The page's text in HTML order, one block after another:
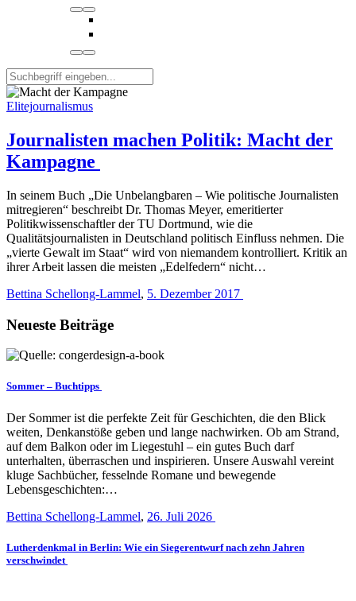
Elitejournalismus
Journalisten machen Politik: Macht der
Kampagne
In seinem Buch „Die Unbelangbaren – Wie politische Journalisten
mitregieren“ beschreibt Dr. Thomas Meyer, emeritierter
Politikwissenschaftler der TU Dortmund, wie die
Qualitätsjournalisten in Deutschland politisch Einfluss nehmen. Die
„vierte Gewalt im Staat“ wird von niemandem kontrolliert. Kritik an
ihrer Arbeit lassen die meisten „Edelfedern“ nicht…
Bettina Schellong-Lammel, 5. Dezember 2017
Neueste Beiträge
Sommer – Buchtipps
Der Sommer ist die perfekte Zeit für Geschichten, die den Blick
weiten, Denkanstöße geben und lange nachwirken. Ob am Strand,
auf dem Balkon oder im Liegestuhl – ein gutes Buch darf
unterhalten, überraschen und inspirieren. Unsere Auswahl vereint
kluge Sachbücher, fesselnde Romane und bewegende
Lebensgeschichten:…
Bettina Schellong-Lammel, 26. Juli 2026
Lutherdenkmal in Berlin: Wie ein Siegerentwurf nach zehn Jahren
verschwindet